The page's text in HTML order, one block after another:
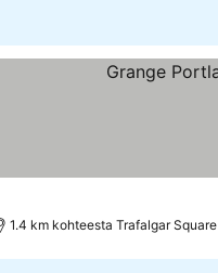
1.4 km kohteesta Trafalgar Square